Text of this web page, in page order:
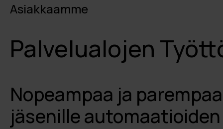
Asiakkaamme
Palvelualojen
Nopeampaa ja
jäsenille